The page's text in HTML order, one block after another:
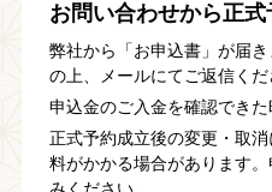
お問い合わせから正式
弊社から「お申込書」が届
の上、メールにてご返信くだ
申込金のご入金を確認でき
正式予約成立後の変更・取
料がかかる場合があります